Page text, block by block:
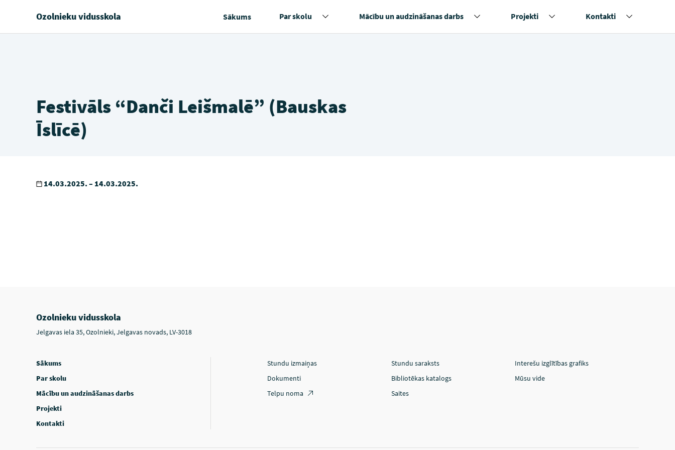
Ozolnieku vidusskola Sākums Par skolu Mācību un audzināšanas darbs Projekti Kontakti
Festivāls “Danči Leišmalē” (Bauskas
Īslīcē)
14.03.2025. – 14.03.2025.
Ozolnieku vidusskola
Jelgavas iela 35, Ozolnieki, Jelgavas novads, LV-3018
Sākums
Par skolu
Mācību un audzināšanas darbs
Projekti
Kontakti
Stundu izmaiņas Stundu saraksts
Interešu izglītības grafiks
Dokumenti
Bibliotēkas katalogs
Mūsu vide
Telpu noma
Saites